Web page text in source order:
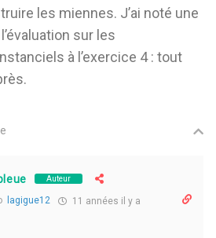
les miennes. J’ai noté une
sur les
à l’exercice 4 : tout
Auteur
lagigue12 11 années il y a